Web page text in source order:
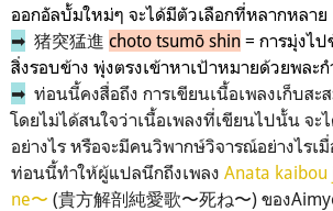
ออกอัลบั้มใหม่ๆ จะได้มีตัวเลือกที่หลากหลาย
➡ 猪突猛進 choto tsumō shin = การมุ่งไ
สิ่งรอบข้าง พุ่งตรงเข้าหาเป้าหมายด้วยพละ
➡ ท่อนนี้คงสื่อถึง การเขียนเนื้อเพลงเก็บสะ
โดยไม่ได้สนใจว่าเนื้อเพลงที่เขียนไปนั้น จะ
อย่างไร หรือจะมีคนวิพากษ์วิจารณ์อย่างไรเ
ท่อนนี้ทำให้ผู้แปลนึกถึงเพลง Anata kaibou
ne〜 (貴方解剖純愛歌〜死ね〜) ของ